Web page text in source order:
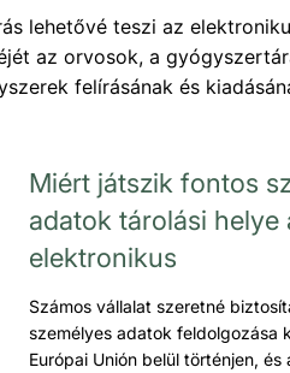
lehetővé teszi az
az orvosok, a
felírásának és
Miért játszik fontos
adatok tárolási helye
elektronikus
Számos vállalat szeretné
személyes adatok feldolgozása
Európai Unión belül történjen,